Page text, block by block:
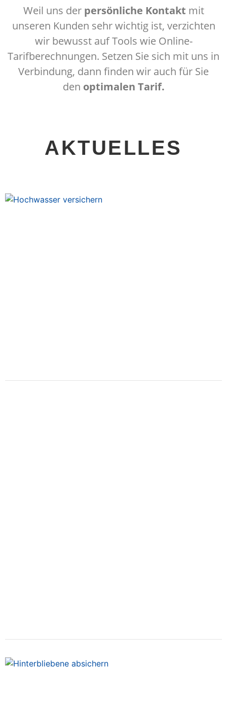
Weil uns der persönliche Kontakt mit
unseren Kunden sehr wichtig ist, verzichten
wir bewusst auf Tools wie Online-
Tarifberechnungen. Setzen Sie sich mit uns in
Verbindung, dann finden wir auch für Sie
den optimalen Tarif.
AKTUELLES